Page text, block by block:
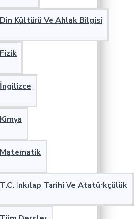
Din Kültürü Ve Ahlak Bilgisi
Fizik
İngilizce
Kimya
Matematik
T.C. İnkılap Tarihi Ve Atatürkçülük